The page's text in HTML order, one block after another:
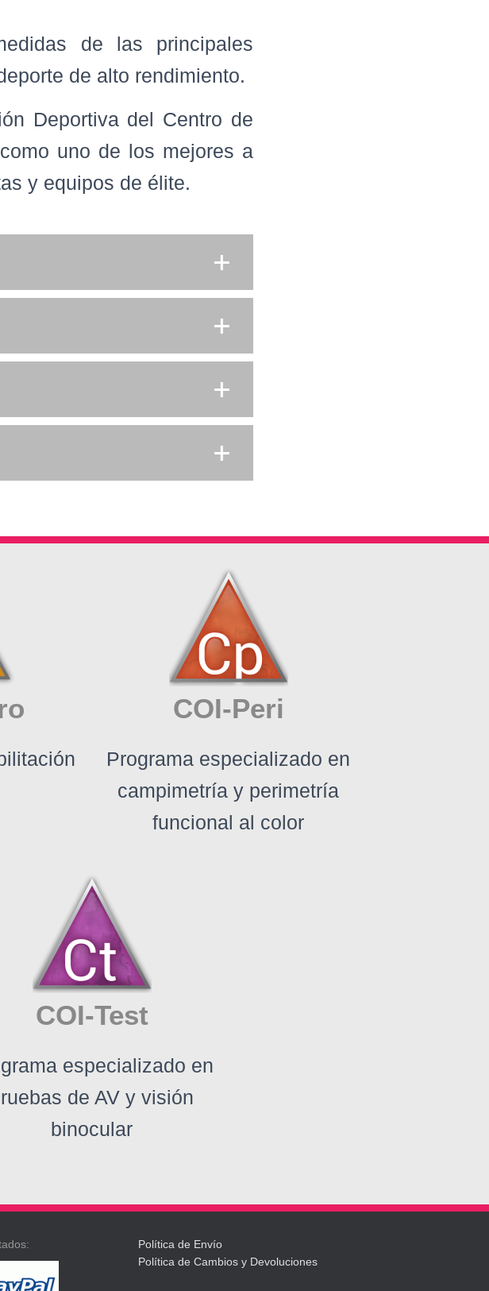
de las principales
de alto rendimiento.
Deportiva del Centro de
uno de los mejores a
y equipos de élite.
COI-Peri
Programa especializado en
campimetría y perimetría
funcional al color
COI-Test
especializado en
de AV y visión
binocular
Política de Envío
Política de Cambios y Devoluciones